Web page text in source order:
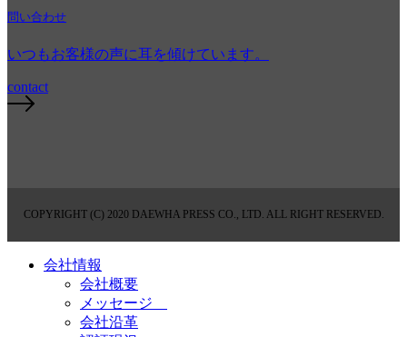
問い合わせ
いつもお客様の声に耳を傾けています。
contact
COPYRIGHT (C) 2020 DAEWHA PRESS CO., LTD. ALL RIGHT RESERVED.
会社情報
会社概要
メッセージ
会社沿革